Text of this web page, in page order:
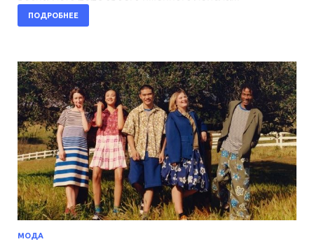
ПОДРОБНЕЕ
МОДА